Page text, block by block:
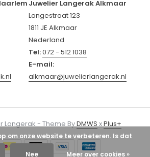
Juwelier Langerak Alkmaar
Langestraat 123
1811 JE Alkmaar
Nederland
Tel:072 - 512 1038
E-mail:
alkmaar@juwelierlangerak.nl
Langerak - Theme ByDMWSxPlus+
om onze website te verbeteren. Is dat
Nee Meer over cookies »